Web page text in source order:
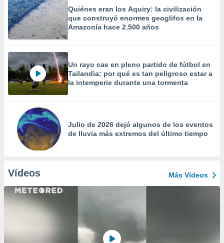
Quiénes eran los Aquiry: la civilización
que construyó enormes geoglifos en la
Amazonía hace 2.500 años
Un rayo cae en pleno partido de fútbol en
Tailandia: por qué es tan peligroso estar a
la intemperie durante una tormenta
Julio de 2026 dejó algunos de los eventos
de lluvia más extremos del último tiempo
Vídeos Más Vídeos